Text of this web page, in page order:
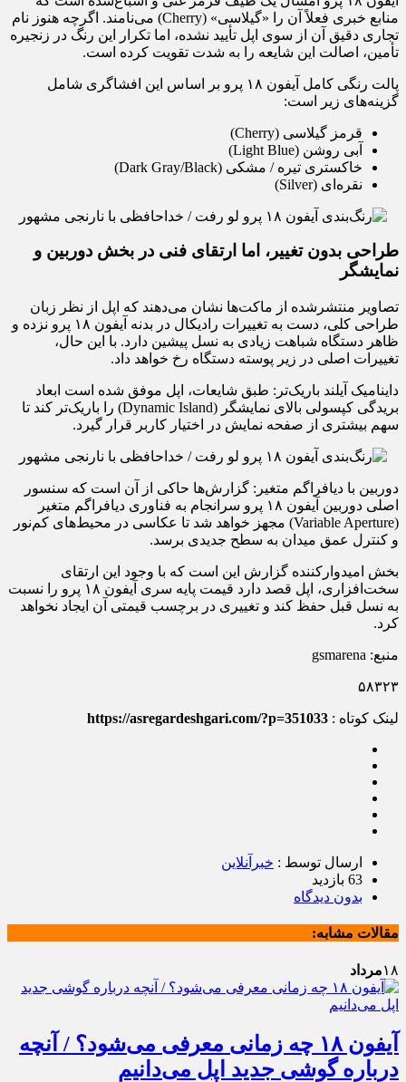
منابع خبری فعلاً آن را «گیلاسی» (Cherry) می‌نامند. اگرچه هنوز نام
تجاری دقیق آن از سوی اپل تأیید نشده، اما تکرار این رنگ در زنجیره
تأمین، اصالت این شایعه را به شدت تقویت کرده است.
پالت رنگی کامل آیفون ۱۸ پرو بر اساس این افشاگری شامل
گزینه‌های زیر است:
قرمز گیلاسی (Cherry)
آبی روشن (Light Blue)
خاکستری تیره / مشکی (Dark Gray/Black)
نقره‌ای (Silver)
طراحی بدون تغییر، اما ارتقای فنی در بخش دوربین و
نمایشگر
تصاویر منتشرشده از ماکت‌ها نشان می‌دهند که اپل از نظر زبان
طراحی کلی، دست به تغییرات رادیکال در بدنه آیفون ۱۸ پرو نزده و
ظاهر دستگاه شباهت زیادی به نسل پیشین دارد. با این حال،
تغییرات اصلی در زیر پوسته دستگاه رخ خواهد داد.
داینامیک آیلند باریک‌تر: طبق شایعات، اپل موفق شده است ابعاد
بریدگی کپسولی بالای نمایشگر (Dynamic Island) را باریک‌تر کند تا
سهم بیشتری از صفحه نمایش در اختیار کاربر قرار گیرد.
دوربین با دیافراگم متغیر: گزارش‌ها حاکی از آن است که سنسور
اصلی دوربین آیفون ۱۸ پرو سرانجام به فناوری دیافراگم متغیر
(Variable Aperture) مجهز خواهد شد تا عکاسی در محیط‌های کم‌نور
و کنترل عمق میدان به سطح جدیدی برسد.
بخش امیدوارکننده گزارش این است که با وجود این ارتقای
سخت‌افزاری، اپل قصد دارد قیمت پایه سری آیفون ۱۸ پرو را نسبت
به نسل قبل حفظ کند و تغییری در برچسب قیمتی آن ایجاد نخواهد
کرد.
منبع: gsmarena
۵۸۳۲۳
لینک کوتاه : https://asregardeshgari.com/?p=351033
ارسال توسط : خبرآنلاین
63 بازدید
بدون دیدگاه
مقالات مشابه:
۱۸مرداد
آیفون ۱۸ چه زمانی معرفی می‌شود؟ / آنچه
درباره گوشی جدید اپل می‌دانیم